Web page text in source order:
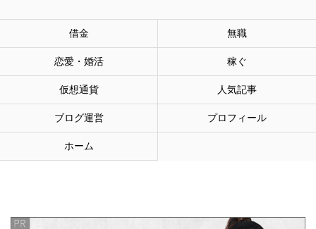
借金 無職
恋愛・婚活 稼ぐ
仮想通貨 人気記事
ブログ運営 プロフィール
ホーム